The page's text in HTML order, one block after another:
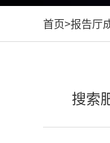
首页>报告厅
搜索